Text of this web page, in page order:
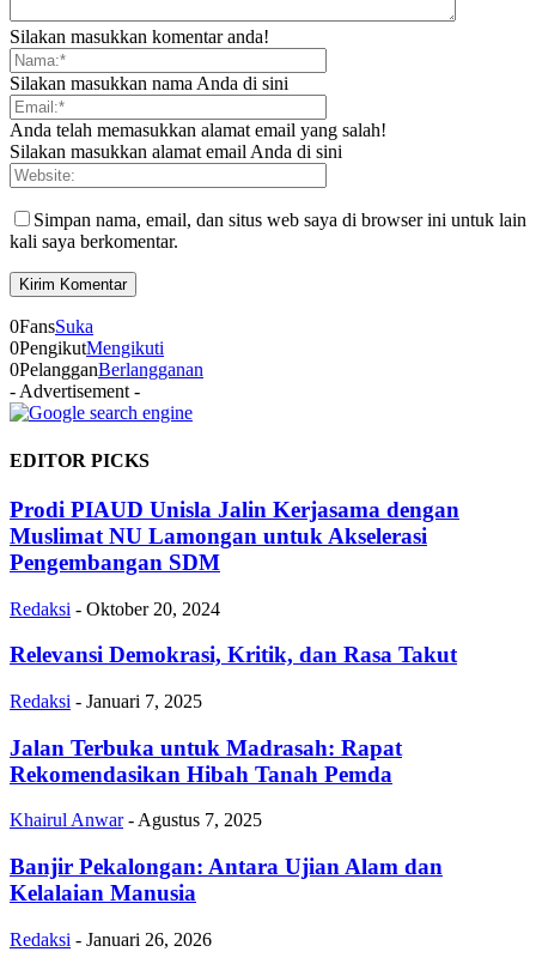
Silakan masukkan komentar anda!
Silakan masukkan nama Anda di sini
Anda telah memasukkan alamat email yang salah!
Silakan masukkan alamat email Anda di sini
Simpan nama, email, dan situs web saya di browser ini untuk lain
kali saya berkomentar.
0FansSuka
0PengikutMengikuti
0PelangganBerlangganan
- Advertisement -
EDITOR PICKS
Prodi PIAUD Unisla Jalin Kerjasama dengan
Muslimat NU Lamongan untuk Akselerasi
Pengembangan SDM
Redaksi - Oktober 20, 2024
Relevansi Demokrasi, Kritik, dan Rasa Takut
Redaksi - Januari 7, 2025
Jalan Terbuka untuk Madrasah: Rapat
Rekomendasikan Hibah Tanah Pemda
Khairul Anwar - Agustus 7, 2025
Banjir Pekalongan: Antara Ujian Alam dan
Kelalaian Manusia
Redaksi - Januari 26, 2026